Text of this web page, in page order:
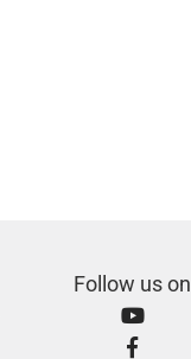
Follow us on